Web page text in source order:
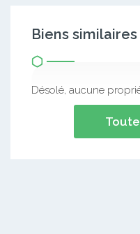
Biens similaires
Désolé, aucune